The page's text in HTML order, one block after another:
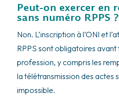
Peut-on exercer en
sans numéro RPPS ?
Non. L’inscription à l’ONI et
RPPS sont obligatoires
profession, y compris les
la télétransmission des actes
impossible.